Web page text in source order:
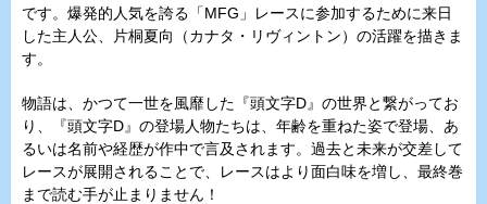
です。爆発的人気を誇る「MFG」レースに参加するために来日
した主人公、片桐夏向（カナタ・リヴィントン）の活躍を描きま
す。
物語は、かつて一世を風靡した『頭文字D』の世界と繋がってお
り、『頭文字D』の登場人物たちは、年齢を重ねた姿で登場、あ
るいは名前や経歴が作中で言及されます。過去と未来が交差して
レースが展開されることで、レースはより面白味を増し、最終巻
まで読む手が止まりません！